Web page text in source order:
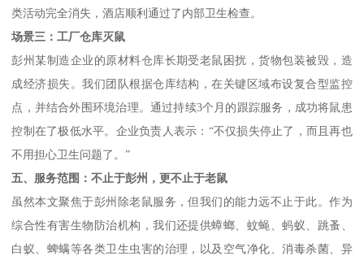
类活动完全消失，酒店顺利通过了内部卫生检查。
场景三：工厂仓库灭鼠
彭州某制造企业的原材料仓库长期受老鼠困扰，货物包装被毁，造
成经济损失。我们团队根据仓库结构，在关键区域布设复合型监控
点，并结合外围环境治理。通过持续3个月的跟踪服务，成功将鼠患
控制在了极低水平。企业负责人表示：“不仅损失停止了，而且再也
不用担心卫生问题了。”
五、服务范围：不止于彭州，更不止于老鼠
虽然本文聚焦于彭州除老鼠服务，但我们的能力远不止于此。作为
综合性有害生物防治机构，我们还提供蟑螂、蚊蝇、蚂蚁、跳蚤、
白蚁、蜱螨等各类卫生虫害的治理，以及空气净化、消毒杀菌、异